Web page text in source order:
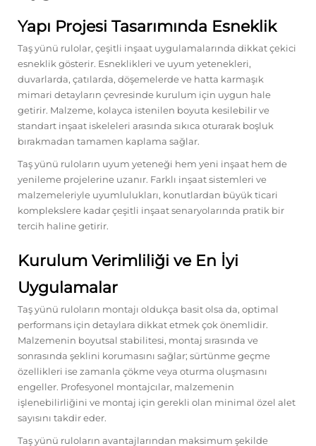
Yapı Projesi Tasarımında Esneklik
Taş yünü rulolar, çeşitli inşaat uygulamalarında dikkat çekici
esneklik gösterir. Esneklikleri ve uyum yetenekleri,
duvarlarda, çatılarda, döşemelerde ve hatta karmaşık
mimari detayların çevresinde kurulum için uygun hale
getirir. Malzeme, kolayca istenilen boyuta kesilebilir ve
standart inşaat iskeleleri arasında sıkıca oturarak boşluk
bırakmadan tamamen kaplama sağlar.
Taş yünü ruloların uyum yeteneği hem yeni inşaat hem de
yenileme projelerine uzanır. Farklı inşaat sistemleri ve
malzemeleriyle uyumlulukları, konutlardan büyük ticari
komplekslere kadar çeşitli inşaat senaryolarında pratik bir
tercih haline getirir.
Kurulum Verimliliği ve En İyi
Uygulamalar
Taş yünü ruloların montajı oldukça basit olsa da, optimal
performans için detaylara dikkat etmek çok önemlidir.
Malzemenin boyutsal stabilitesi, montaj sırasında ve
sonrasında şeklini korumasını sağlar; sürtünme geçme
özellikleri ise zamanla çökme veya oturma oluşmasını
engeller. Profesyonel montajcılar, malzemenin
işlenebilirliğini ve montaj için gerekli olan minimal özel alet
sayısını takdir eder.
Taş yünü ruloların avantajlarından maksimum şekilde